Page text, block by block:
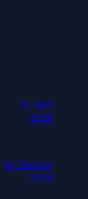
10. April
2026
10. Oktober
2024